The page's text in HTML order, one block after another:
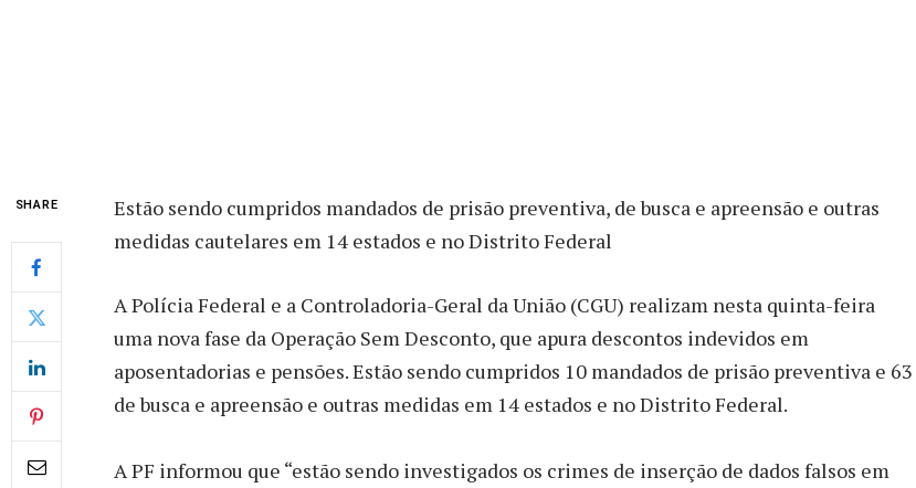
SHARE
Estão sendo cumpridos mandados de prisão preventiva, de busca e apreensão e outras
medidas cautelares em 14 estados e no Distrito Federal
A Polícia Federal e a Controladoria-Geral da União (CGU) realizam nesta quinta-feira
uma nova fase da Operação Sem Desconto, que apura descontos indevidos em
aposentadorias e pensões. Estão sendo cumpridos 10 mandados de prisão preventiva e 63
de busca e apreensão e outras medidas em 14 estados e no Distrito Federal.
A PF informou que “estão sendo investigados os crimes de inserção de dados falsos em